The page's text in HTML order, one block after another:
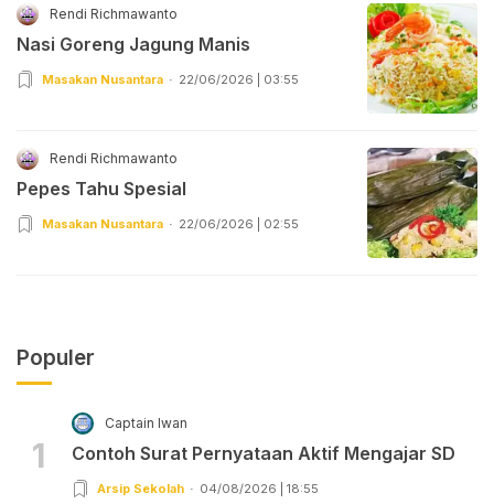
Rendi Richmawanto
Nasi Goreng Jagung Manis
Masakan Nusantara 22/06/2026 | 03:55
Rendi Richmawanto
Pepes Tahu Spesial
Masakan Nusantara 22/06/2026 | 02:55
Populer
1
Captain Iwan
Contoh Surat Pernyataan Aktif Mengajar SD
Arsip Sekolah 04/08/2026 | 18:55